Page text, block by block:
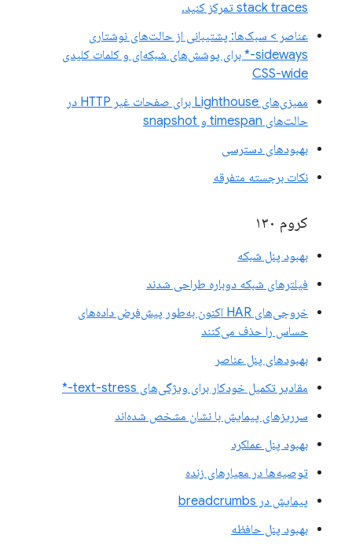
stack traces تمرکز کنید.
عناصر > سبک‌ها: پشتیبانی از حالت‌های نوشتاری
sideways-* برای پوشش‌های شبکه‌ای و کلمات کلیدی
CSS-wide
ممیزی‌های Lighthouse برای صفحات غیر HTTP در
حالت‌های timespan و snapshot
بهبودهای دسترسی
نکات برجسته متفرقه
کروم ۱۳۰
بهبود پنل شبکه
فیلترهای شبکه دوباره طراحی شدند
خروجی‌های HAR اکنون به‌طور پیش‌فرض داده‌های
حساس را حذف می‌کنند
بهبودهای پنل عناصر
مقادیر تکمیل خودکار برای ویژگی‌های text-stress-*
سرریزهای پیمایش با نشان مشخص شده‌اند
بهبود پنل عملکرد
توصیه‌ها در معیارهای زنده
پیمایش در breadcrumbs
بهبود پنل حافظه